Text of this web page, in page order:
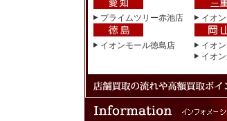
プライムツリー赤池店 イオ
イオンモール徳島店
イオ
イオ